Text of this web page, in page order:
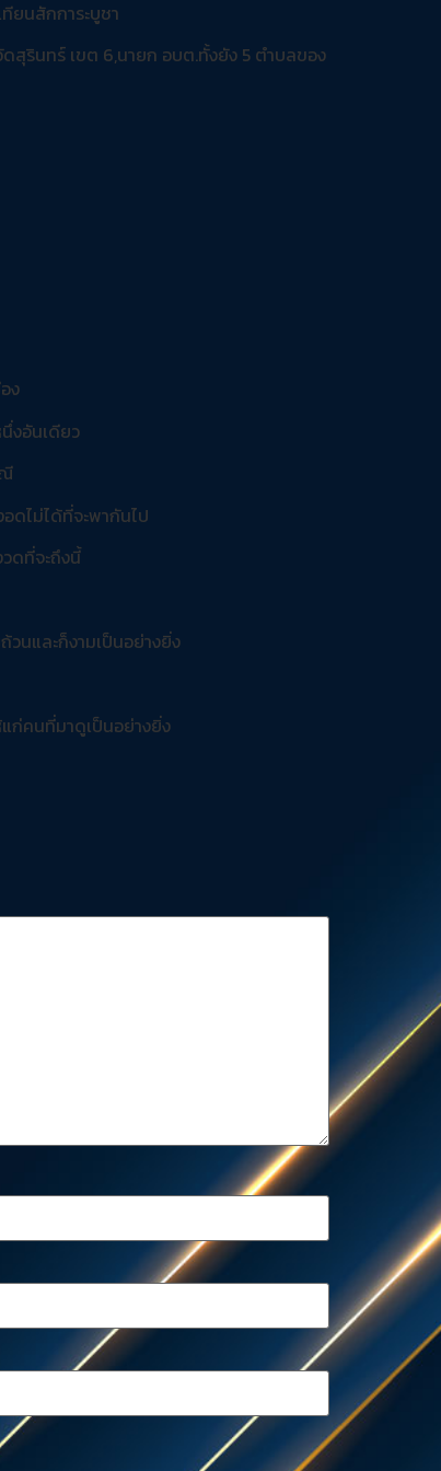
ยนสักการะบูชา
รินทร์ เขต 6,นายก อบต.ทั้งยัง 5 ตำบลของ
ง
งอันเดียว
ดไม่ได้ที่จะพากันไป
ดที่จะถึงนี้
วนและก็งามเป็นอย่างยิ่ง
ก่คนที่มาดูเป็นอย่างยิ่ง